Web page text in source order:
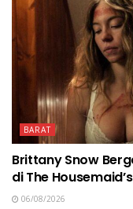
BARAT
Brittany Snow
di The
06/08/2026